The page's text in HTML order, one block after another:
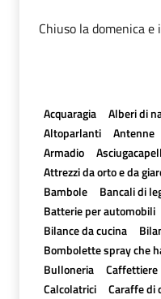
Chiuso la domenica
Acquaragia
Alberi di
Altoparlanti
Antenne
Armadio
Attrezzi da orto e da
Bambole
Bancali di
Batterie per automobili
Bilance da cucina
Bombolette spray che
Bulloneria
Caffettiere
Calcolatrici
Caraffe di